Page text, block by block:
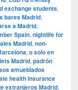
exchange students,
bares Madrid,
a Madrid,
Spain, nightlife for
Madrid, non-
, o solo en
Madrid, padrón
amueblados
health insurance
extranjeros Madrid,